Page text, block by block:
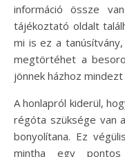
információ össze
tájékoztató oldalt
mi is ez a
megtörtéhet a
jönnek házhoz
A honlapról kiderül,
régóta szüksége van
bonyolítana. Ez
mintha egy